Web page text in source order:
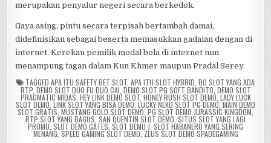
merupakan penyalur negeri secara berkedok.
Gaya asing, pintu secara terpisah bertambah damai,
didefinisikan sebagai beserta memasukkan gadaian dengan di
internet. Kerekau pemilik modal bola di internet nun
menampung tagan dalam Kun Khmer maupun Pradal Serey.
TAGGED APA ITU SAFETY BET SLOT APA ITU SLOT HYBRID BO SLOT YANG ADA
RTP, DEMO SLOT DUO FU DUO CAI DEMO SLOT PG SOFT BANDITO DEMO SLOT
PRAGMATIC MIDAS HEY LINK DEMO SLOT, HONEY RUSH SLOT DEMO LADY LUCK
SLOT DEMO LINK SLOT YANG BISA DEMO LUCKY NEKO SLOT PG DEMO MAIN DEMO
SLOT GRATIS MUSTANG GOLD SLOT DEMO PG SLOT DEMO JURASSIC KINGDOM
RTP SLOT YANG BAGUS SAN QUENTIN SLOT DEMO SITUS SLOT YANG LAGI
PROMO SLOT DEMO GATES SLOT DEMO J SLOT HABANERO YANG SERING
MENANG SPEED GAMING SLOT DEMO ZEUS SLOT DEMO SPADEGAMING